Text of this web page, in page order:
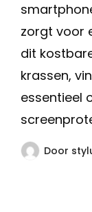
zorgt voor
dit
krassen,
essentieel
Door